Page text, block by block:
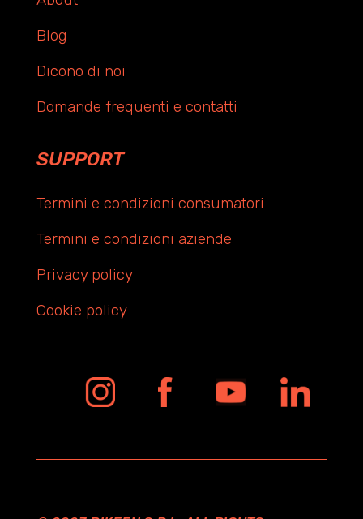
Blog
Dicono di noi
Domande frequenti e contatti
SUPPORT
Termini e condizioni consumatori
Termini e condizioni aziende
Privacy policy
Cookie policy